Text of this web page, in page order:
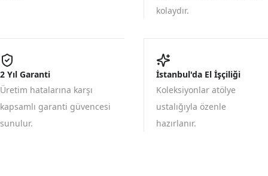
kolaydır.
2 Yıl Garanti
Üretim hatalarına karşı
kapsamlı garanti güvencesi
sunulur.
İstanbul'da El İşçiliği
Koleksiyonlar atölye
ustalığıyla özenle
hazırlanır.